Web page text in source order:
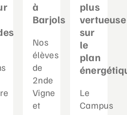
à
Barjols
Nos
élèves
de
2nde
Vigne
et
plus
vertueuse
sur
le
plan
Le
Campus